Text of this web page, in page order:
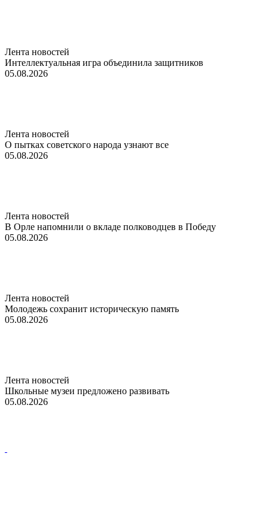
Лента новостей
Интеллектуальная игра объединила защитников
05.08.2026
Лента новостей
О пытках советского народа узнают все
05.08.2026
Лента новостей
В Орле напомнили о вкладе полководцев в Победу
05.08.2026
Лента новостей
Молодежь сохранит историческую память
05.08.2026
Лента новостей
Школьные музеи предложено развивать
05.08.2026